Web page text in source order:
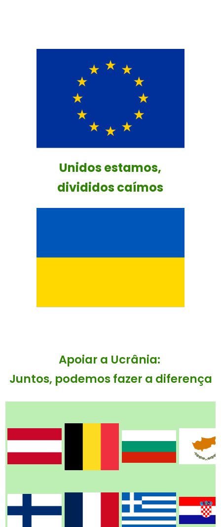
Unidos estamos,
divididos caímos
Apoiar a Ucrânia:
Juntos, podemos fazer a diferença